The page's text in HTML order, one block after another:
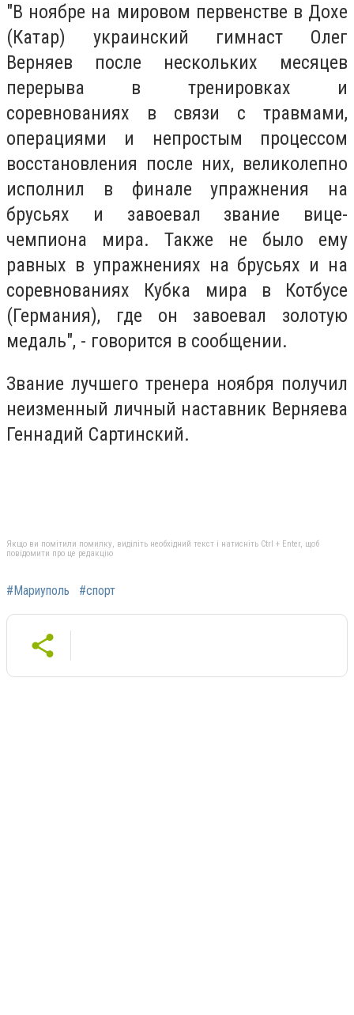
"В ноябре на мировом первенстве в Дохе
(Катар) украинский гимнаст Олег
Верняев после нескольких месяцев
перерыва в тренировках и
соревнованиях в связи с травмами,
операциями и непростым процессом
восстановления после них, великолепно
исполнил в финале упражнения на
брусьях и завоевал звание вице-
чемпиона мира. Также не было ему
равных в упражнениях на брусьях и на
соревнованиях Кубка мира в Котбусе
(Германия), где он завоевал золотую
медаль", - говорится в сообщении.
Звание лучшего тренера ноября получил
неизменный личный наставник Верняева
Геннадий Сартинский.
Якщо ви помітили помилку, виділіть необхідний текст і натисніть Ctrl + Enter, щоб
повідомити про це редакцію
#Мариуполь #спорт